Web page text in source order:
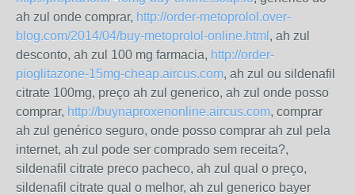
ah zul onde comprar, http://order-metoprolol.over-
blog.com/2014/04/buy-metoprolol-online.html , ah zul
desconto, ah zul 100 mg farmacia, http://order-
pioglitazone-15mg-cheap.aircus.com, ah zul ou sildenafil
citrate 100mg, preço ah zul generico, ah zul onde posso
comprar, http://buynaproxenonline.aircus.com, comprar
ah zul genérico seguro, onde posso comprar ah zul pela
internet, ah zul pode ser comprado sem receita?,
sildenafil citrate preco pacheco, ah zul qual o preço,
sildenafil citrate qual o melhor, ah zul generico bayer